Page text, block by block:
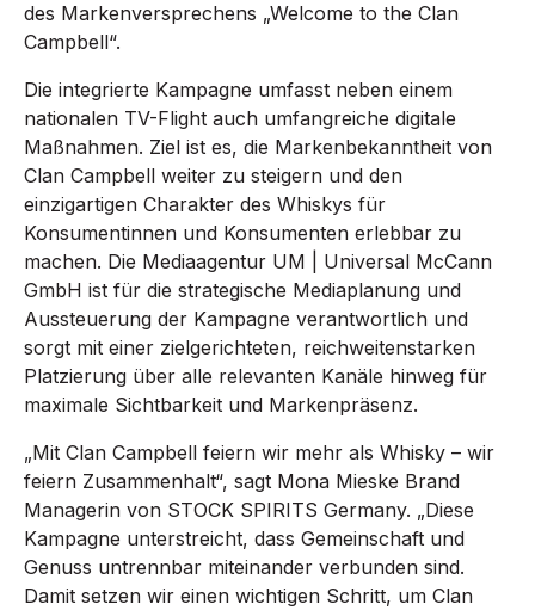
des Markenversprechens „Welcome to the Clan
Campbell“.
Die integrierte Kampagne umfasst neben einem
nationalen TV-Flight auch umfangreiche digitale
Maßnahmen. Ziel ist es, die Markenbekanntheit von
Clan Campbell weiter zu steigern und den
einzigartigen Charakter des Whiskys für
Konsumentinnen und Konsumenten erlebbar zu
machen. Die Mediaagentur UM | Universal McCann
GmbH ist für die strategische Mediaplanung und
Aussteuerung der Kampagne verantwortlich und
sorgt mit einer zielgerichteten, reichweitenstarken
Platzierung über alle relevanten Kanäle hinweg für
maximale Sichtbarkeit und Markenpräsenz.
„Mit Clan Campbell feiern wir mehr als Whisky – wir
feiern Zusammenhalt“, sagt Mona Mieske Brand
Managerin von STOCK SPIRITS Germany. „Diese
Kampagne unterstreicht, dass Gemeinschaft und
Genuss untrennbar miteinander verbunden sind.
Damit setzen wir einen wichtigen Schritt, um Clan